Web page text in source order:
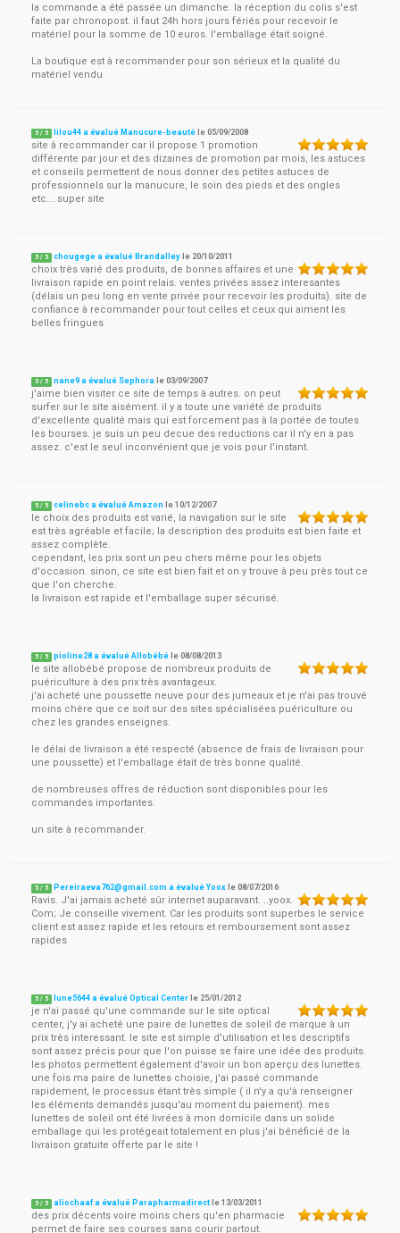
la commande a été passée un dimanche. la réception du colis s'est
faite par chronopost. il faut 24h hors jours fériés pour recevoir le
matériel pour la somme de 10 euros. l'emballage était soigné.
La boutique est à recommander pour son sérieux et la qualité du
matériel vendu.
5 / 5 lilou44 a évalué Manucure-beauté le05/09/2008
site à recommander car il propose 1 promotion
différente par jour et des dizaines de promotion par mois, les astuces
et conseils permettent de nous donner des petites astuces de
professionnels sur la manucure, le soin des pieds et des ongles
etc....super site
5 / 5 chougege a évalué Brandalley le 20/10/2011
choix très varié des produits, de bonnes affaires et une
livraison rapide en point relais. ventes privées assez interesantes
(délais un peu long en vente privée pour recevoir les produits). site de
confiance à recommander pour tout celles et ceux qui aiment les
belles fringues
5 / 5 nane9 a évalué Sephora le03/09/2007
j'aime bien visiter ce site de temps à autres. on peut
surfer sur le site aisément. il y a toute une variété de produits
d'excellente qualité mais qui est forcement pas à la portée de toutes
les bourses. je suis un peu decue des reductions car il n'y en a pas
assez. c'est le seul inconvénient que je vois pour l'instant.
5 / 5 celinebc a évalué Amazon le10/12/2007
le choix des produits est varié, la navigation sur le site
est très agréable et facile; la description des produits est bien faite et
assez complète.
cependant, les prix sont un peu chers même pour les objets
d'occasion. sinon, ce site est bien fait et on y trouve à peu près tout ce
que l'on cherche.
la livraison est rapide et l'emballage super sécurisé.
5 / 5 pioline28 a évalué Allobébé le08/08/2013
le site allobébé propose de nombreux produits de
puériculture à des prix très avantageux.
j'ai acheté une poussette neuve pour des jumeaux et je n'ai pas trouvé
moins chère que ce soit sur des sites spécialisées puériculture ou
chez les grandes enseignes.
le délai de livraison a été respecté (absence de frais de livraison pour
une poussette) et l'emballage était de très bonne qualité.
de nombreuses offres de réduction sont disponibles pour les
commandes importantes.
un site à recommander.
5 / 5 Pereiraeva762@gmail.com a évalué Yoox le08/07/2016
Ravis. J'ai jamais acheté sûr internet auparavant. ..yoox.
Com; Je conseille vivement. Car les produits sont superbes le service
client est assez rapide et les retours et remboursement sont assez
rapides
5 / 5 lune5644 a évalué Optical Center le 25/01/2012
je n'ai passé qu'une commande sur le site optical
center, j'y ai acheté une paire de lunettes de soleil de marque à un
prix très interessant. le site est simple d'utilisation et les descriptifs
sont assez précis pour que l'on puisse se faire une idée des produits.
les photos permettent également d'avoir un bon aperçu des lunettes.
une fois ma paire de lunettes choisie, j'ai passé commande
rapidement, le processus étant très simple ( il n'y a qu'à renseigner
les éléments demandés jusqu'au moment du paiement). mes
lunettes de soleil ont été livrées à mon domicile dans un solide
emballage qui les protégeait totalement en plus j'ai bénéficié de la
livraison gratuite offerte par le site !
5 / 5 aliochaaf a évalué Parapharmadirect le13/03/2011
des prix décents voire moins chers qu'en pharmacie
permet de faire ses courses sans courir partout.